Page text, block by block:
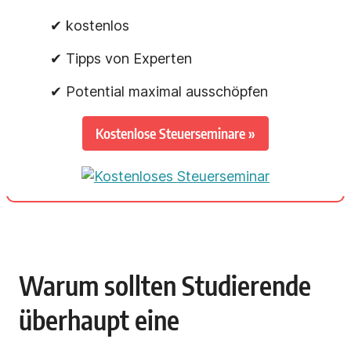
✔ kostenlos
✔ Tipps von Experten
✔ Potential maximal ausschöpfen
Kostenlose Steuerseminare »
Warum sollten Studierende
überhaupt eine